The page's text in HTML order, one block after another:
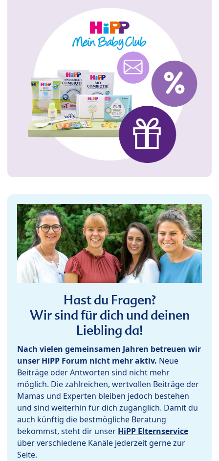
Hast du Fragen?
Wir sind für dich und deinen
Liebling da!
Nach vielen gemeinsamen Jahren betreuen wir
unser HiPP Forum nicht mehr aktiv. Neue
Beiträge oder Antworten sind nicht mehr
möglich. Die zahlreichen, wertvollen Beiträge der
Mamas und Experten bleiben jedoch bestehen
und sind weiterhin für dich zugänglich. Damit du
auch künftig die bestmögliche Beratung
bekommst, steht dir unser HiPP Elternservice
über verschiedene Kanäle jederzeit gerne zur
Seite.